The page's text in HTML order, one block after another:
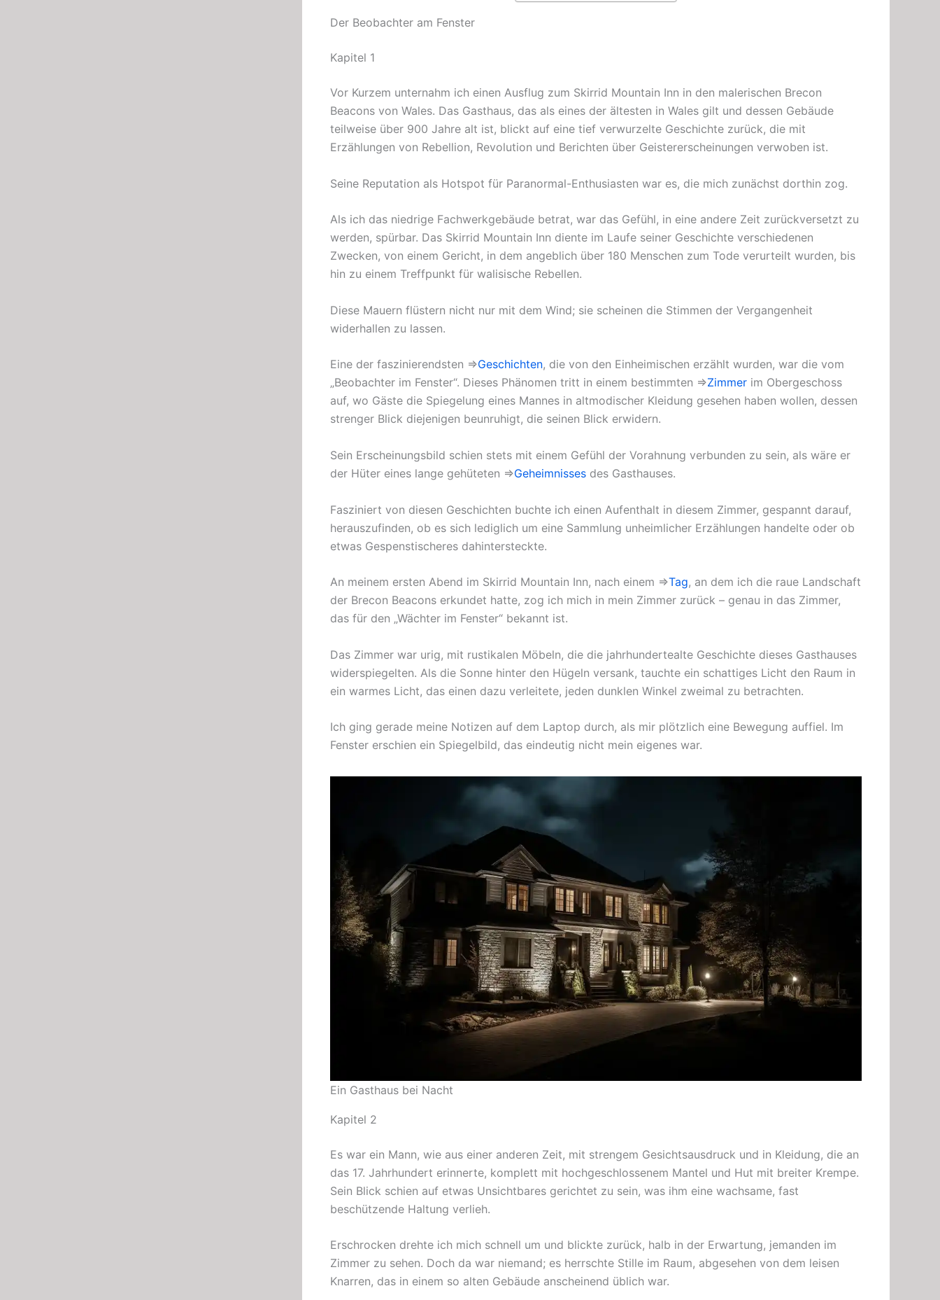
Der Beobachter am Fenster
Kapitel 1
Vor Kurzem unternahm ich einen Ausflug zum Skirrid Mountain Inn in den malerischen Brecon
Beacons von Wales. Das Gasthaus, das als eines der ältesten in Wales gilt und dessen Gebäude
teilweise über 900 Jahre alt ist, blickt auf eine tief verwurzelte Geschichte zurück, die mit
Erzählungen von Rebellion, Revolution und Berichten über Geistererscheinungen verwoben ist.
Seine Reputation als Hotspot für Paranormal-Enthusiasten war es, die mich zunächst dorthin zog.
Als ich das niedrige Fachwerkgebäude betrat, war das Gefühl, in eine andere Zeit zurückversetzt zu
werden, spürbar. Das Skirrid Mountain Inn diente im Laufe seiner Geschichte verschiedenen
Zwecken, von einem Gericht, in dem angeblich über 180 Menschen zum Tode verurteilt wurden, bis
hin zu einem Treffpunkt für walisische Rebellen.
Diese Mauern flüstern nicht nur mit dem Wind; sie scheinen die Stimmen der Vergangenheit
widerhallen zu lassen.
Eine der faszinierendsten ⇒Geschichten, die von den Einheimischen erzählt wurden, war die vom
„Beobachter im Fenster“. Dieses Phänomen tritt in einem bestimmten ⇒Zimmer im Obergeschoss
auf, wo Gäste die Spiegelung eines Mannes in altmodischer Kleidung gesehen haben wollen, dessen
strenger Blick diejenigen beunruhigt, die seinen Blick erwidern.
Sein Erscheinungsbild schien stets mit einem Gefühl der Vorahnung verbunden zu sein, als wäre er
der Hüter eines lange gehüteten ⇒Geheimnisses des Gasthauses.
Fasziniert von diesen Geschichten buchte ich einen Aufenthalt in diesem Zimmer, gespannt darauf,
herauszufinden, ob es sich lediglich um eine Sammlung unheimlicher Erzählungen handelte oder ob
etwas Gespenstischeres dahintersteckte.
An meinem ersten Abend im Skirrid Mountain Inn, nach einem ⇒Tag, an dem ich die raue Landschaft
der Brecon Beacons erkundet hatte, zog ich mich in mein Zimmer zurück – genau in das Zimmer,
das für den „Wächter im Fenster“ bekannt ist.
Das Zimmer war urig, mit rustikalen Möbeln, die die jahrhundertealte Geschichte dieses Gasthauses
widerspiegelten. Als die Sonne hinter den Hügeln versank, tauchte ein schattiges Licht den Raum in
ein warmes Licht, das einen dazu verleitete, jeden dunklen Winkel zweimal zu betrachten.
Ich ging gerade meine Notizen auf dem Laptop durch, als mir plötzlich eine Bewegung auffiel. Im
Fenster erschien ein Spiegelbild, das eindeutig nicht mein eigenes war.
Ein Gasthaus bei Nacht
Kapitel 2
Es war ein Mann, wie aus einer anderen Zeit, mit strengem Gesichtsausdruck und in Kleidung, die an
das 17. Jahrhundert erinnerte, komplett mit hochgeschlossenem Mantel und Hut mit breiter Krempe.
Sein Blick schien auf etwas Unsichtbares gerichtet zu sein, was ihm eine wachsame, fast
beschützende Haltung verlieh.
Erschrocken drehte ich mich schnell um und blickte zurück, halb in der Erwartung, jemanden im
Zimmer zu sehen. Doch da war niemand; es herrschte Stille im Raum, abgesehen von dem leisen
Knarren, das in einem so alten Gebäude anscheinend üblich war.